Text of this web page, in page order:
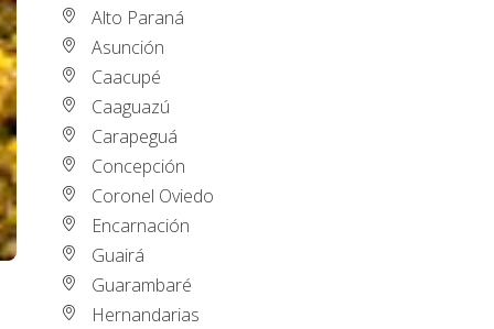
Alto Paraná
Asunción
Caacupé
Caaguazú
Carapeguá
Concepción
Coronel Oviedo
Encarnación
Guairá
Guarambaré
Hernandarias